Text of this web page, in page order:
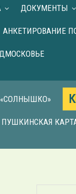
ДОКУМЕНТЫ
АНКЕТИРОВАНИЕ
ПУШКИНСКАЯ